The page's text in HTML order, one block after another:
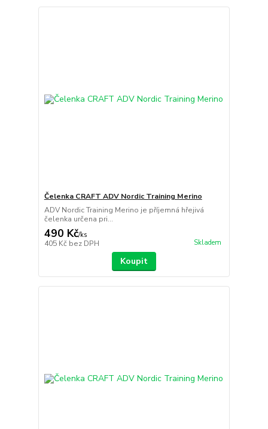
Čelenka CRAFT ADV Nordic Training Merino
ADV Nordic Training Merino je příjemná hřejivá
čelenka určena pri...
490 Kč/ks
405 Kč bez DPH Skladem
Koupit